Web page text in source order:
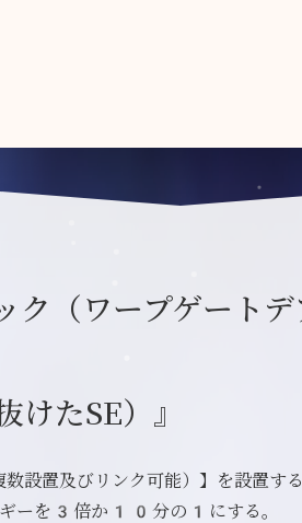
（ワープゲートデ
けたSE）』
設置及びリンク可能）】を設置す
ギーを3倍か10分の1にする。